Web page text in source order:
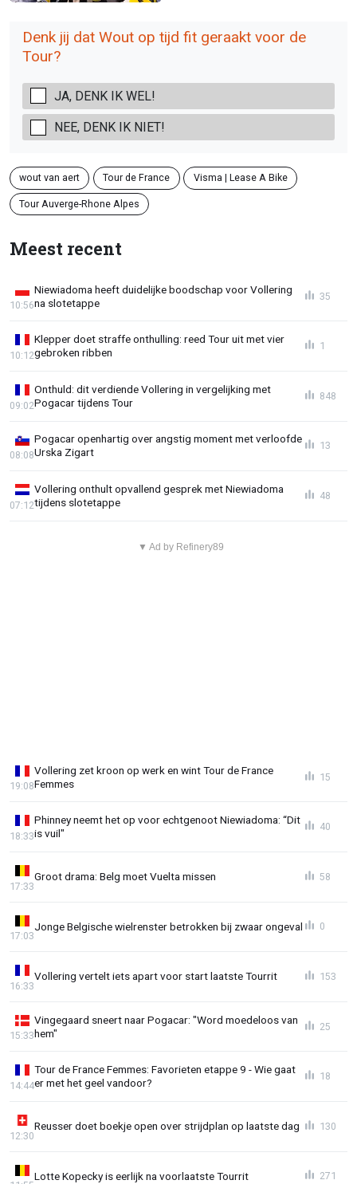
Denk jij dat Wout op tijd fit geraakt voor de
Tour?
JA, DENK IK WEL!
NEE, DENK IK NIET!
wout van aert Tour de France Visma | Lease A Bike
Tour Auverge-Rhone Alpes
Meest recent
Niewiadoma heeft duidelijke boodschap voor Vollering
na slotetappe
10:56
35
Klepper doet straffe onthulling: reed Tour uit met vier
gebroken ribben
10:12
1
Onthuld: dit verdiende Vollering in vergelijking met
Pogacar tijdens Tour
09:02
848
Pogacar openhartig over angstig moment met verloofde
Urska Zigart
08:08
13
Vollering onthult opvallend gesprek met Niewiadoma
tijdens slotetappe
07:12
48
▼ Ad by Refinery89
Vollering zet kroon op werk en wint Tour de France
Femmes
19:08
15
Phinney neemt het op voor echtgenoot Niewiadoma: “Dit
is vuil"
18:33
40
Groot drama: Belg moet Vuelta missen
17:33
58
Jonge Belgische wielrenster betrokken bij zwaar ongeval
17:03
0
Vollering vertelt iets apart voor start laatste Tourrit
16:33
153
Vingegaard sneert naar Pogacar: "Word moedeloos van
hem"
15:33
25
Tour de France Femmes: Favorieten etappe 9 - Wie gaat
er met het geel vandoor?
14:44
18
Reusser doet boekje open over strijdplan op laatste dag
12:30
130
Lotte Kopecky is eerlijk na voorlaatste Tourrit 271